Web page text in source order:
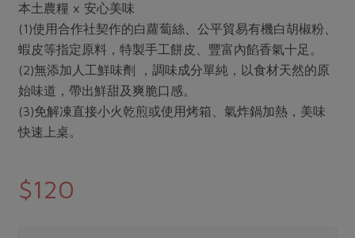
家庭清潔
日用品 圖書禮品
防災用品
最新產品
素食專區
主題食譜
異國料理
年菜食譜
養身食補
高麗菜海鮮煎餅
更多議題活動
傳到心坎裡，誠心又澎派
生活者e週報
綠主張月刊
典藏閱覽室
選舉專區
最新消息
媒體報導
下載專區
地區活動
本土農糧 x 安心美味
(1)使用合作社契作的白蘿蔔絲、公平貿易有機白胡椒粉、
蝦皮等指定原料，特製手工餅皮、豐富內餡香氣十足。
(2)無添加人工鮮味劑 ，調味成分單純，以食材天然的原
始味道，帶出鮮甜及爽脆口感。
(3)免解凍直接小火乾煎或使用烤箱、氣炸鍋加熱，美味
快速上桌。
$120